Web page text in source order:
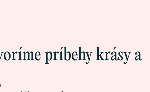
príbehy krásy a